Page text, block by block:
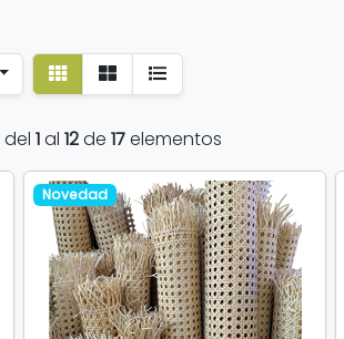
detallelistado
1al 12de 17elementos
Novedad